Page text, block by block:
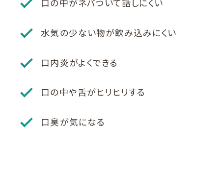
口の中がネバついて話しにくい
水気の少ない物が飲み込みにくい
口内炎がよくできる
口の中や舌がヒリヒリする
口臭が気になる